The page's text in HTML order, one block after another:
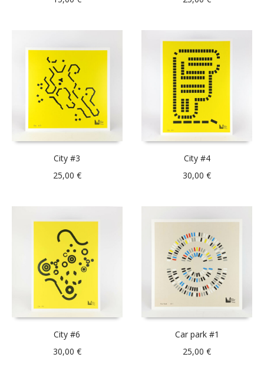
City #3
25,00 €
City #4
30,00€
City #6
30,00 €
Car park #1
25,00€